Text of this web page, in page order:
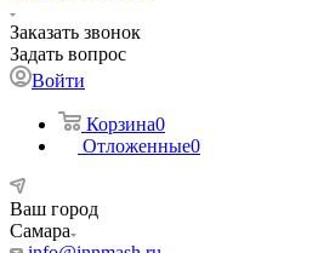
Заказать звонок
Задать вопрос
Войти
Корзина0
Отложенные0
Ваш город
Самара